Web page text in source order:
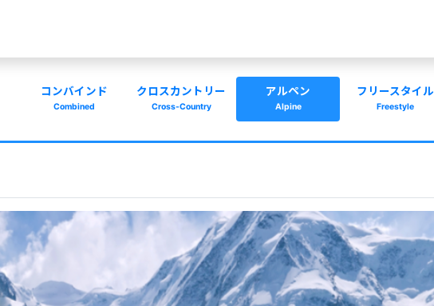
コンバインド
Combined
クロスカントリー
Cross-Country
アルペン
Alpine
フリースタイル
Freestyle